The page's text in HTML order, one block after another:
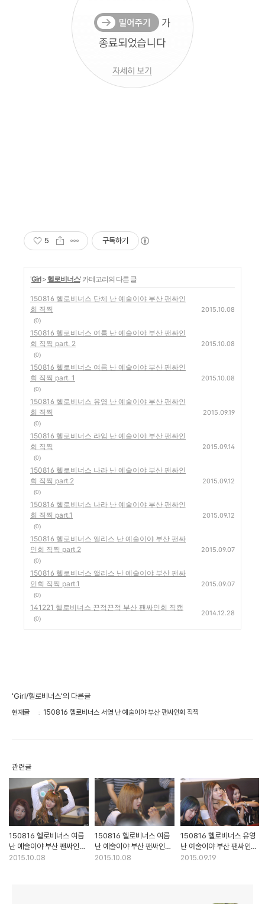
5 구독하기
'Girl>헬로비너스' 카테고리의 다른 글
150816 헬로비너스 단체 난 예술이야 부산 팬싸인
회 직찍
(0)
2015.10.08
150816 헬로비너스 여름 난 예술이야 부산 팬싸인
회 직찍 part. 2
(0)
2015.10.08
150816 헬로비너스 여름 난 예술이야 부산 팬싸인
회 직찍 part. 1
(0)
2015.10.08
150816 헬로비너스 유영 난 예술이야 부산 팬싸인
회 직찍
(0)
2015.09.19
150816 헬로비너스 라임 난 예술이야 부산 팬싸인
회 직찍
(0)
2015.09.14
150816 헬로비너스 나라 난 예술이야 부산 팬싸인
회 직찍 part.2
(0)
2015.09.12
150816 헬로비너스 나라 난 예술이야 부산 팬싸인
회 직찍 part.1
(0)
2015.09.12
150816 헬로비너스 앨리스 난 예술이야 부산 팬싸
인회 직찍 part.2
(0)
2015.09.07
150816 헬로비너스 앨리스 난 예술이야 부산 팬싸
인회 직찍 part.1
(0)
2015.09.07
141221 헬로비너스 끈적끈적 부산 팬싸인회 직캠
(0)
2014.12.28
'Girl/헬로비너스'의 다른글
현재글 150816 헬로비너스 서영 난 예술이야 부산 팬싸인회 직찍
관련글
150816 헬로비너스 여름
난 예술이야 부산 팬싸인회
직찍 part. 2
2015.10.08
150816 헬로비너스 여름
난 예술이야 부산 팬싸인회
직찍 part. 1
2015.10.08
150816 헬로비너스 유영
난 예술이야 부산 팬싸인회
직찍
2015.09.19